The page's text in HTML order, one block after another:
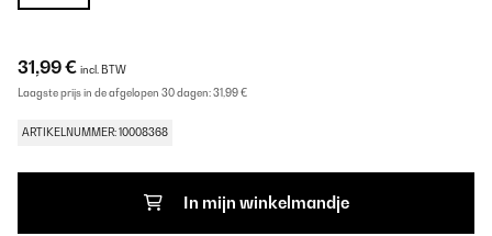
31,99 € incl. BTW
Laagste prijs in de afgelopen 30 dagen:31,99 €
ARTIKELNUMMER: 10008368
In mijn winkelmandje